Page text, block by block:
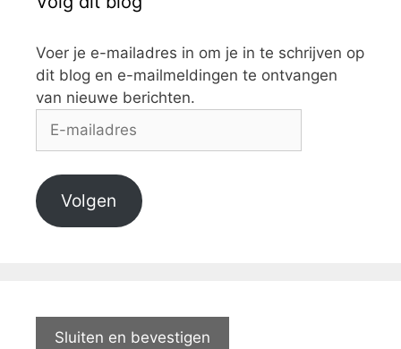
Voer je e-mailadres in om je in te schrijven op
dit blog en e-mailmeldingen te ontvangen
van nieuwe berichten.
Volgen